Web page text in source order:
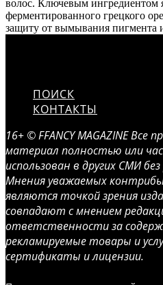
волос. Ключевым ингредиентом
ферментированного грецкого
защиту от вымывания пигмента
ПОИСК
КОНТАКТЫ
16+ © FFANCY MAGAZINE
материал полностью или
использован в других СМИ
Мнения уважаемых
являются точкой зрения
совпадают с мнением
ответственности за
рекламируемые товары и
сертификаты и лицензии.